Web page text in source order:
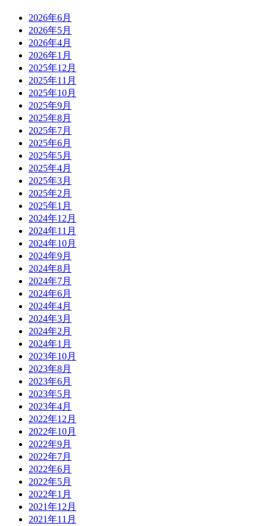
2026年6月
2026年5月
2026年4月
2026年1月
2025年12月
2025年11月
2025年10月
2025年9月
2025年8月
2025年7月
2025年6月
2025年5月
2025年4月
2025年3月
2025年2月
2025年1月
2024年12月
2024年11月
2024年10月
2024年9月
2024年8月
2024年7月
2024年6月
2024年4月
2024年3月
2024年2月
2024年1月
2023年10月
2023年8月
2023年6月
2023年5月
2023年4月
2022年12月
2022年10月
2022年9月
2022年7月
2022年6月
2022年5月
2022年1月
2021年12月
2021年11月